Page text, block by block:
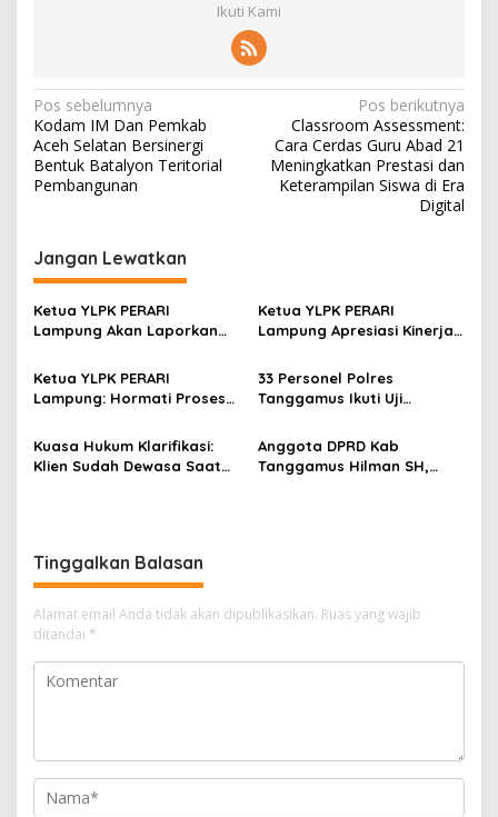
Ikuti Kami
N
a
v
a
s
i
o
Pos sebelumnya
Kodam IM Dan Pemkab
Aceh Selatan Bersinergi
Bentuk Batalyon Teritorial
Pembangunan
Pos berikutnya
Classroom Assessment:
Cara Cerdas Guru Abad 21
Meningkatkan Prestasi dan
Keterampilan Siswa di Era
Digital
Jangan Lewatkan
Ketua YLPK PERARI
Lampung Akan Laporkan
ke Polisi: “Saya Merasa
Dicemarkan”
Ketua YLPK PERARI
Lampung Apresiasi Kinerja
Laporan Slamet Riyadi
Putra Masuk Tahap
Perkembangan
Ketua YLPK PERARI
Lampung: Hormati Proses
Kepentingan Pribadi dalam
Isu Pergantian Sekda dan
33 Personel Polres
Tanggamus Ikuti Uji
Pengajuan Pinjam Pakai
Senpi
Kuasa Hukum Klarifikasi:
Klien Sudah Dewasa Saat
Anggota DPRD Kab
Tanggamus Hilman SH,
Tinggalkan Balasan
Alamat email Anda tidak akan dipublikasikan. Ruas yang wajib
ditandai *